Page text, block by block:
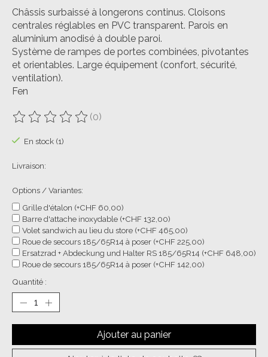
Châssis surbaissé à longerons continus. Cloisons
centrales réglables en PVC transparent. Parois en
aluminium anodisé à double paroi.
Système de rampes de portes combinées, pivotantes
et orientables. Large équipement (confort, sécurité,
ventilation).
Fen
Ce produit est évalué à
(0)
En stock (1)
Livraison:
Options / Variantes:
Grille d'étalon (+CHF 60,00)
Barre d'attache inoxydable (+CHF 132,00)
Volet sandwich au lieu du store (+CHF 465,00)
Roue de secours 185/65R14 à poser (+CHF 225,00)
Ersatzrad + Abdeckung und Halter RS 185/65R14 (+CHF 648,00)
Roue de secours 185/65R14 à poser (+CHF 142,00)
Quantité :
Ajouter au panier